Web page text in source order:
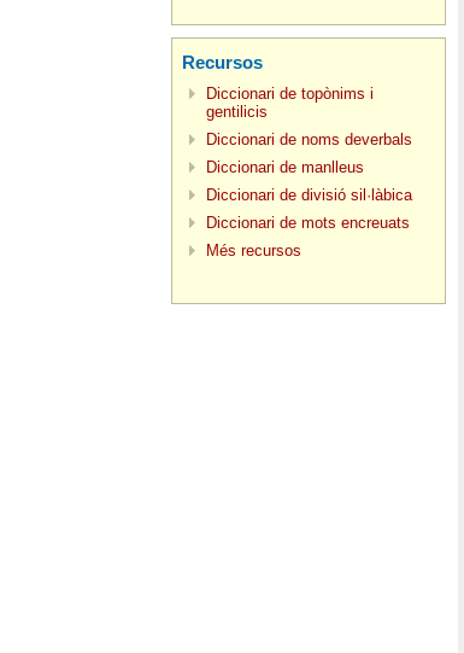
Recursos
Diccionari de topònims i
gentilicis
Diccionari de noms deverbals
Diccionari de manlleus
Diccionari de divisió sil·làbica
Diccionari de mots encreuats
Més recursos